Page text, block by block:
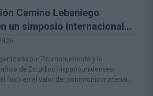
Camino Lebaniego
un simposio internacional
del Camino de
por Promonumenta y la
de Estudios Hispanounidenses
el foco en el valor del patrimonio material